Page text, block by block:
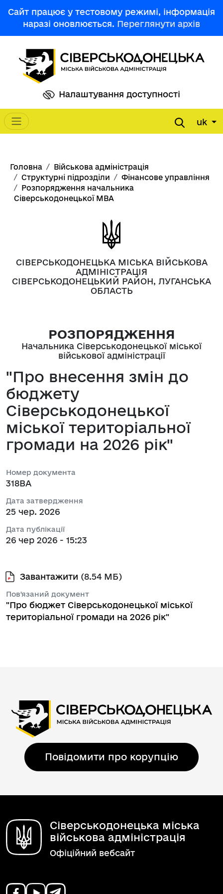
Сайт працює у тестовому режимі, інформація
наразі оновлюється. Переглянути архів
Налаштування доступності
Main navigation uk
Рядок навіґації
Головна
Військова адміністрація
Структурні підрозділи
Фінансове управління
Розпорядження начальника
Сіверськодонецької МВА
СІВЕРСЬКОДОНЕЦЬКА МІСЬКА ВІЙСЬКОВА
АДМІНІСТРАЦІЯ
СІВЕРСЬКОДОНЕЦЬКИЙ РАЙОН, ЛУГАНСЬКА
ОБЛАСТЬ
РОЗПОРЯДЖЕННЯ
Начальника Сіверськодонецької міської
військової адміністрації
"Про внесення змін до
бюджету
Сіверськодонецької
міської територіальної
громади на 2026 рік"
Номер документа
318ВА
Дата затвердження
25 чер. 2026
Дата публікації
26 чер 2026 - 15:23
Завантажити (8.54 МБ)
Пов'язаний документ
"Про бюджет Сіверськодонецької міської
територіальної громади на 2026 рік"
Повідомити про корупцію
Сіверськодонецька міська
військова адміністрація
Офіційний вебсайт